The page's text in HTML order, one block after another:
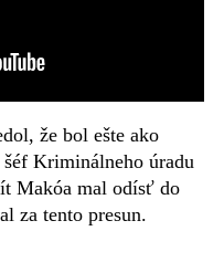
že bol ešte ako
Kriminálneho úradu
Makóa mal odísť do
za tento presun.